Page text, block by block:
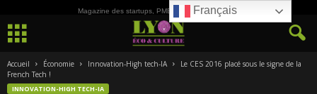
Magazine des startups, PME, ETI et de la Culture
Accueil Économie Innovation-High tech-IA
Le CES 2016 placé sous le signe de la
French Tech !
INNOVATION-HIGH TECH-IA
Français